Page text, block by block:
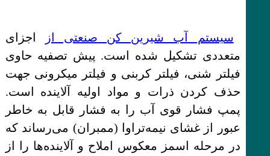
سیستم آب شیرین کن صنعتی از
اجزای
متعددی تشکیل شده است. پیش تصفیه حاوی
فیلتر شنی، فیلتر کربنی و فیلتر میکرونی جهت
حذف کردن ذرات و مواد اولیه آلاینده است.
پمپ فشار قوی آب را به فشار قابل به خاطر
عبور از غشای نیمه‌تراوا (ممبران) می‌رساند که
در مرحله اسمز معکوس املاح و آلاینده‌ها را از